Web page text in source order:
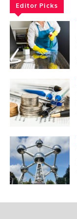
Editor Picks